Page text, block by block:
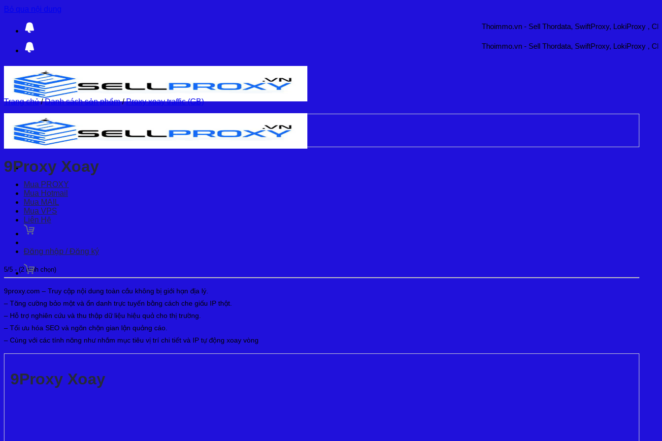
Bỏ qua nội dung
Thoimmo.vn - Sell Thordata, SwiftProxy, LokiProxy ,
Thoimmo.vn - Sell Thordata, SwiftProxy, LokiProxy ,
Mua PROXY
Mua Hotmail
Mua MAIL
Mua VPS
Liên Hệ
Đăng nhập / Đăng ký
Trang chủ / Danh sách sản phẩm / Proxy xoay traffic (GB)
9Proxy Xoay
5/5 - (2 bình chọn)
9proxy.com – Truy cập nội dung toàn cầu không bị giới hạn địa lý.
– Tăng cường bảo mật và ẩn danh trực tuyến bằng cách che giấu IP thật.
– Hỗ trợ nghiên cứu và thu thập dữ liệu hiệu quả cho thị trường.
– Tối ưu hóa SEO và ngăn chặn gian lận quảng cáo.
– Cùng với các tính năng như nhắm mục tiêu vị trí chi tiết và IP tự động xoay vòng
9Proxy Xoay